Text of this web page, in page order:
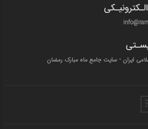
ایران - سایت جامع ماه مبارک رمضان